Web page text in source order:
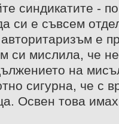
синдикатите -
си е съвсем
е
си мислила, че
на
сигурна, че с
Освен това